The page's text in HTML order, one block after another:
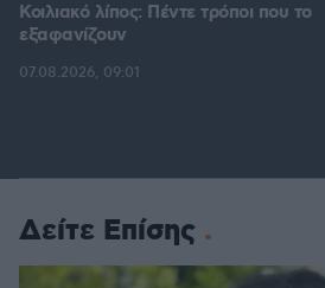
Κοιλιακό λίπος: Πέντε τρόποι που το
εξαφανίζουν
07.08.2026, 09:01
Δείτε Επίσης